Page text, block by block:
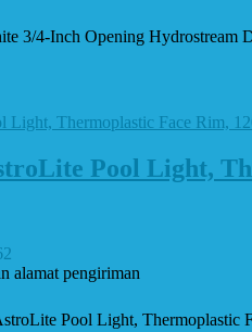
3/4-Inch Opening
Pool Light,
alamat pengiriman
Pool Light, Thermoplastic